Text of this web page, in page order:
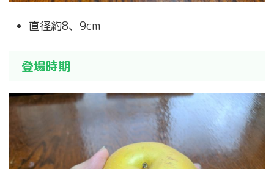
直径約8、9cm
登場時期